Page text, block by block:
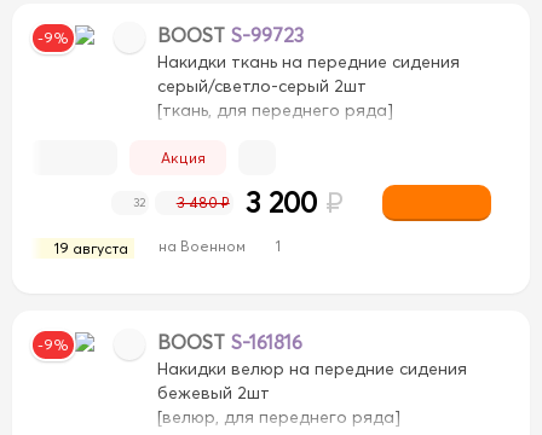
экокожа экокожа
-9% BOOST S-99723
Накидки ткань на передние сидения
серый/светло-серый 2шт
[ткань, для переднего ряда]
Акция
19 августа на Военном 1
32 3 480 ₽ 3 200 ₽
-9% BOOST S-161816
Накидки велюр на передние сидения
бежевый 2шт
[велюр, для переднего ряда]